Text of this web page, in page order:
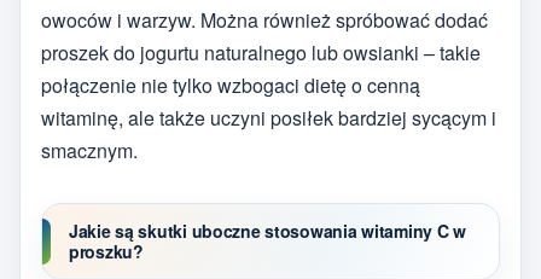
owoców i warzyw. Można również spróbować dodać
proszek do jogurtu naturalnego lub owsianki – takie
połączenie nie tylko wzbogaci dietę o cenną
witaminę, ale także uczyni posiłek bardziej sycącym i
smacznym.
Jakie są skutki uboczne stosowania witaminy C w
proszku?